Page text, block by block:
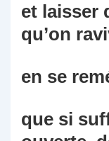
et laisser
qu’on
en se
que si